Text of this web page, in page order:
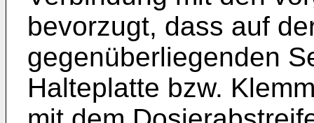
bevorzugt, dass auf
gegenüberliegenden
Halteplatte bzw.